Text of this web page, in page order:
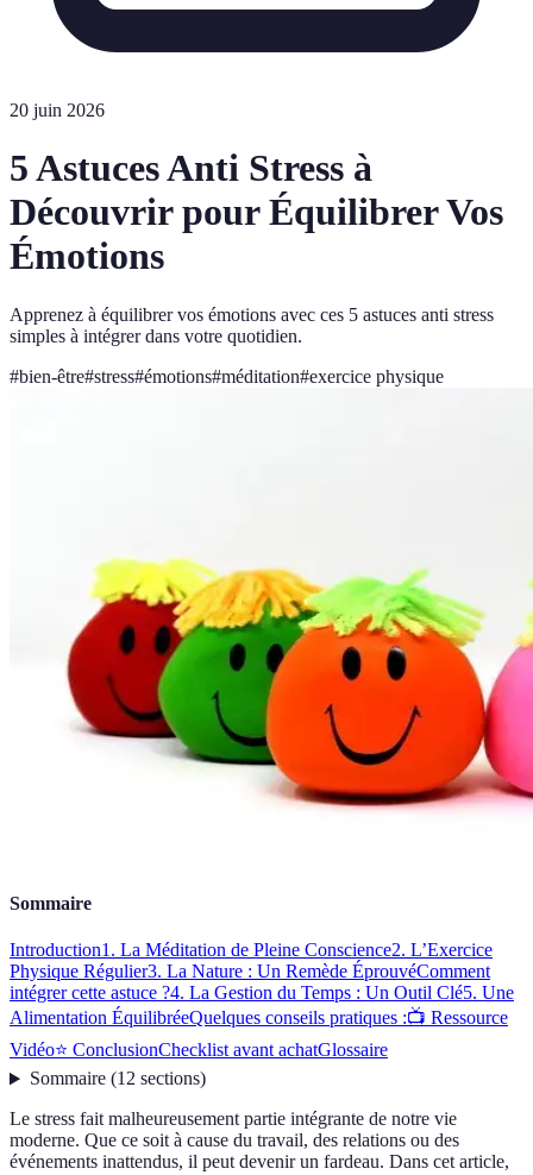
20 juin 2026
5 Astuces Anti Stress à
Découvrir pour Équilibrer Vos
Émotions
Apprenez à équilibrer vos émotions avec ces 5 astuces anti stress
simples à intégrer dans votre quotidien.
#bien-être#stress#émotions#méditation#exercice physique
Sommaire
Introduction1. La Méditation de Pleine Conscience2. L’Exercice
Physique Régulier3. La Nature : Un Remède ÉprouvéComment
intégrer cette astuce ?4. La Gestion du Temps : Un Outil Clé5. Une
Alimentation ÉquilibréeQuelques conseils pratiques :📺 Ressource
Vidéo⭐ ConclusionChecklist avant achatGlossaire
Sommaire(12 sections)
Le stress fait malheureusement partie intégrante de notre vie
moderne. Que ce soit à cause du travail, des relations ou des
événements inattendus, il peut devenir un fardeau. Dans cet article,